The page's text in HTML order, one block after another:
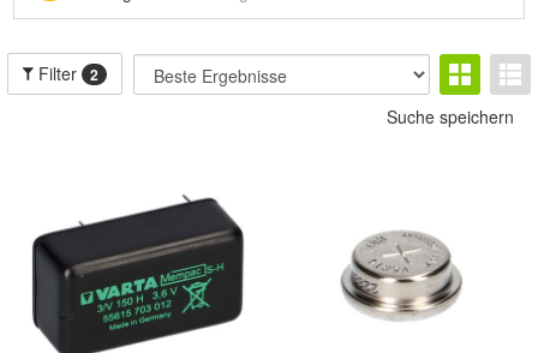
Filter 2
Suche speichern